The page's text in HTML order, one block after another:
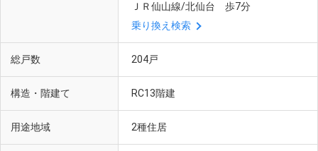
ＪＲ仙山線/北仙台 歩7分
乗り換え検索
総戸数 204戸
構造・階建て RC13階建
用途地域 2種住居